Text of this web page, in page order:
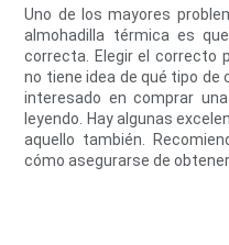
Uno de los mayores
almohadilla térmica es
correcta. Elegir el correcto
no tiene idea de qué tipo
interesado en comprar
leyendo. Hay algunas
aquello también.
cómo asegurarse de